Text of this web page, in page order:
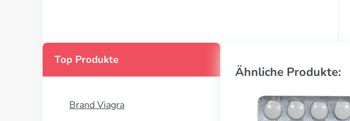
Top Produkte
Brand Viagra
Ähnliche Produkte: